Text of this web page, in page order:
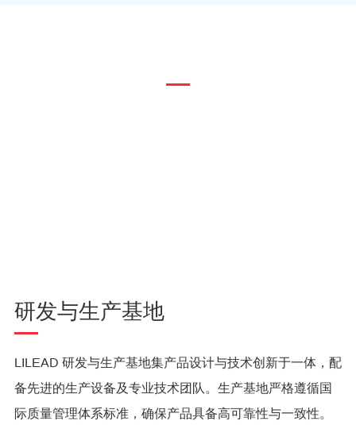
研发与生产基地
LILEAD 研发与生产基地集产品设计与技术创新于一体，配
备先进的生产设备及专业技术团队。生产基地严格遵循国
际质量管理体系标准，确保产品具备高可靠性与一致性。